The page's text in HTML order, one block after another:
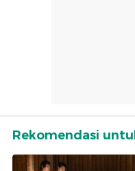
Rekomendasi